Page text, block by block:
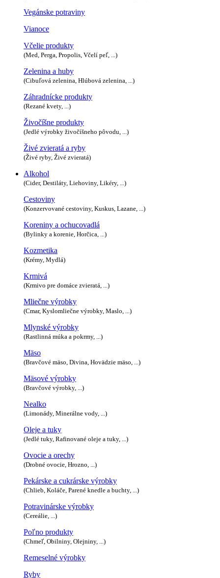
Vegánske potraviny
Vianoce
Včelie produkty
(Med, Perga, Propolis, Včelí peľ, ...)
Zelenina a huby
(Cibuľová zelenina, Hlúbová zelenina, ...)
Záhradnícke produkty
(Rezané kvety, ...)
Živočíšne produkty
(Jedlé výrobky živočíšneho pôvodu, ...)
Živé zvieratá a ryby
(Živé ryby, Živé zvieratá)
Alkohol
(Cider, Destiláty, Liehoviny, Likéry, ...)
Cestoviny
(Konzervované cestoviny, Kuskus, Lazane, ...)
Koreniny a ochucovadlá
(Bylinky a korenie, Horčica, ...)
Kozmetika
(Krémy, Mydlá)
Krmivá
(Krmivo pre domáce zvieratá, ...)
Mliečne výrobky
(Cmar, Kyslomliečne výrobky, Maslo, ...)
Mlynské výrobky
(Rastlinná múka a pokrmy, ...)
Mäso
(Bravčové mäso, Divina, Hovädzie mäso, ...)
Mäsové výrobky
(Bravčové výrobky, ...)
Nealko
(Limonády, Minerálne vody, ...)
Oleje a tuky
(Jedlé tuky, Rafinované oleje a tuky, ...)
Ovocie a orechy
(Drobné ovocie, Hrozno, ...)
Pekárske a cukrárske výrobky
(Chlieb, Koláče, Parené knedle a buchty, ...)
Potravinárske výrobky
(Cereálie, ...)
Poľno produkty
(Chmeľ, Obilniny, Olejniny, ...)
Remeselné výrobky
Ryby